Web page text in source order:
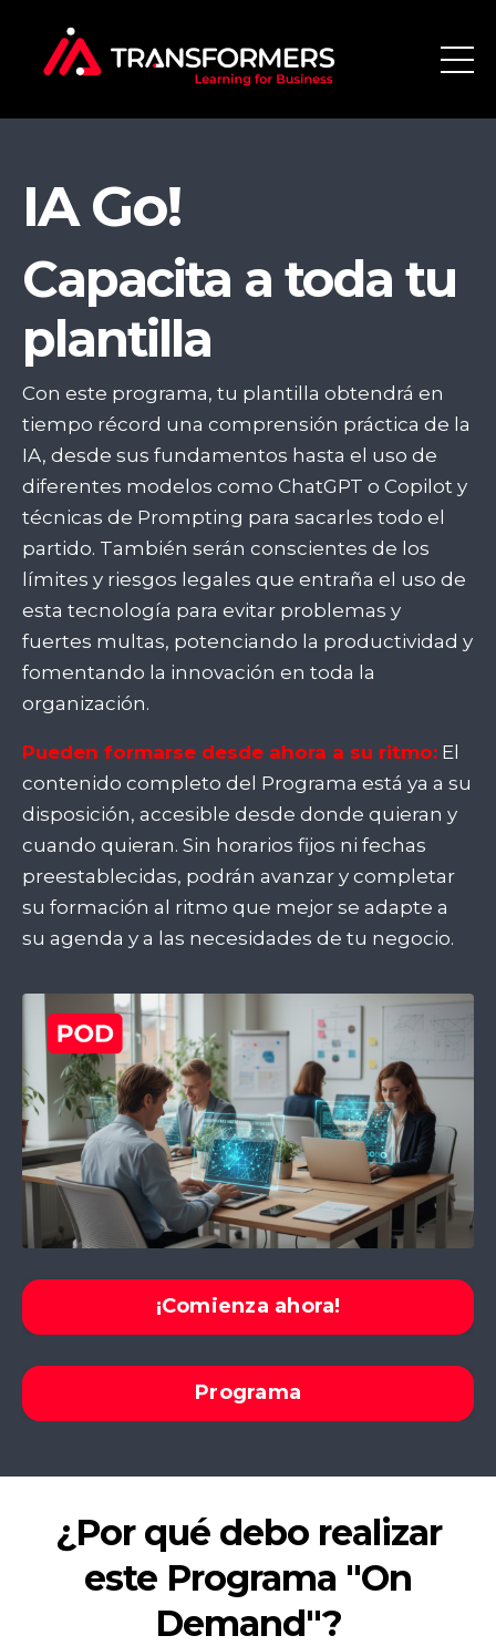
IA Go!
Capacita a toda tu
plantilla
Con este programa, tu plantilla obtendrá en
tiempo récord una comprensión práctica de la
IA, desde sus fundamentos hasta el uso de
diferentes modelos como ChatGPT o Copilot y
técnicas de Prompting para sacarles todo el
partido. También serán conscientes de los
límites y riesgos legales que entraña el uso de
esta tecnología para evitar problemas y
fuertes multas, potenciando la productividad y
fomentando la innovación en toda la
organización.
Pueden formarse desde ahora a su ritmo: El
contenido completo del Programa está ya a su
disposición, accesible desde donde quieran y
cuando quieran. Sin horarios fijos ni fechas
preestablecidas, podrán avanzar y completar
su formación al ritmo que mejor se adapte a
su agenda y a las necesidades de tu negocio.
¡Comienza ahora!
Programa
¿Por qué debo realizar
este Programa "On
Demand"?